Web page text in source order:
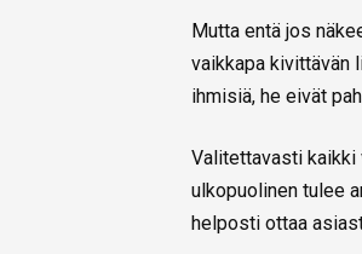
Mutta entä jos
vaikkapa kivittävän
ihmisiä, he eivät
Valitettavasti kaikki
ulkopuolinen tulee
helposti ottaa